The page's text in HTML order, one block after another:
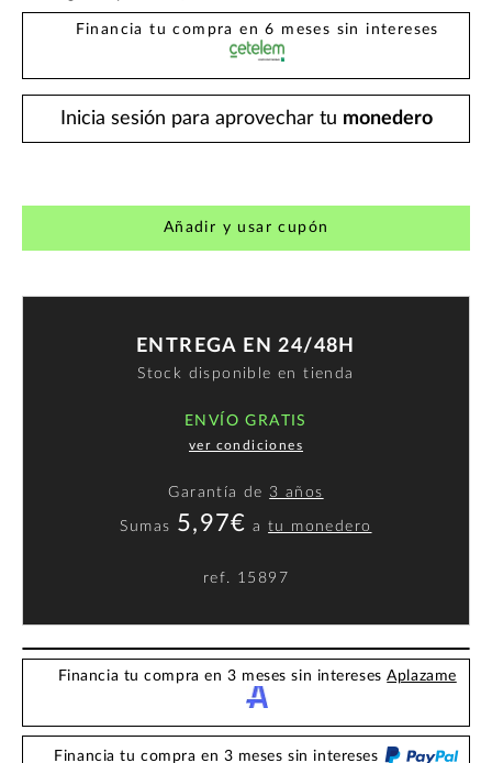
Financia tu compra en 6 meses sin intereses
Inicia sesión para aprovechar tu monedero
Añadir y usar cupón
ENTREGA EN 24/48H
Stock disponible en tienda
ENVÍO GRATIS
ver condiciones
Garantía de 3 años
Sumas 5,97€ atu monedero
ref. 15897
Financia tu compra en 3 meses sin interesesAplazame
Financia tu compra en 3 meses sin intereses